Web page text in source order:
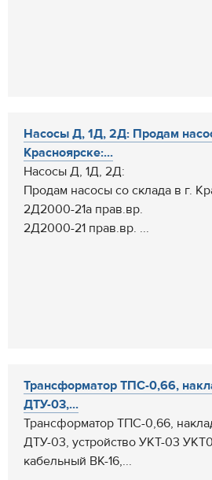
Насосы Д, 1Д, 2Д: Продам
Красноярске:...
Насосы Д, 1Д, 2Д:
Продам насосы со склада в г.
2Д2000-21а прав.вр.
2Д2000-21 прав.вр. ...
Трансформатор ТПС-0,66,
ДТУ-03,...
Трансформатор ТПС-0,66,
ДТУ-03, устройство УКТ-03
кабельный ВК-16,...